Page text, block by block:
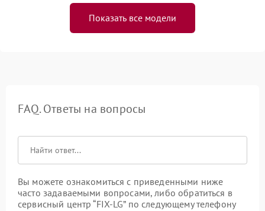
Показать все модели
FAQ. Ответы на вопросы
Вы можете ознакомиться с приведенными ниже
часто задаваемыми вопросами, либо обратиться в
сервисный центр “FIX-LG” по следующему телефону